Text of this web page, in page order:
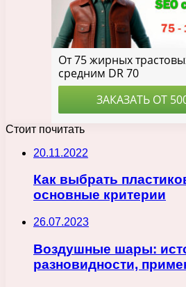
Стоит почитать
20.11.2022
Как выбрать
основные критерии
26.07.2023
Воздушные шары:
разновидности,